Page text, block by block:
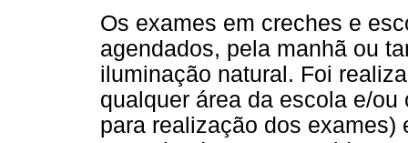
Os exames em creches e
agendados, pela manhã ou
iluminação natural. Foi
qualquer área da escola e/
para realização dos